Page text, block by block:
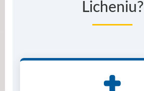
Licheniu?